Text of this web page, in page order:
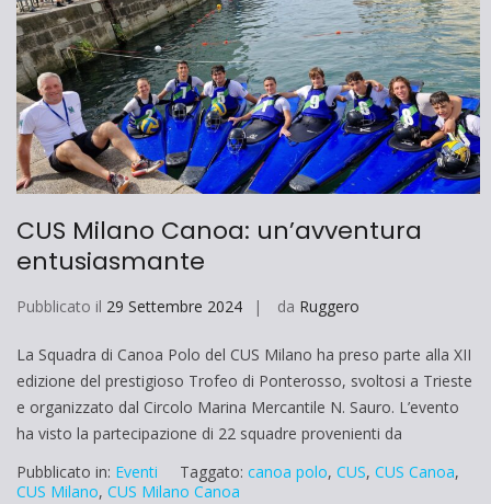
CUS Milano Canoa: un’avventura
entusiasmante
Pubblicato il 29 Settembre 2024 da Ruggero
La Squadra di Canoa Polo del CUS Milano ha preso parte alla XII
edizione del prestigioso Trofeo di Ponterosso, svoltosi a Trieste
e organizzato dal Circolo Marina Mercantile N. Sauro. L’evento
ha visto la partecipazione di 22 squadre provenienti da
Pubblicato in: Eventi Taggato: canoa polo, CUS, CUS Canoa,
CUS Milano, CUS Milano Canoa